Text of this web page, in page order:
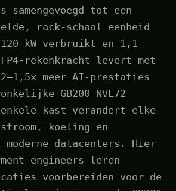
samengevoegd tot een
rack-schaal eenheid
kW verbruikt en 1,1
FP4-rekenkracht levert met
meer AI-prestaties
GB200 NVL72
kast verandert elke
stroom, koeling en
datacenters. Hier
engineers leren
voorbereiden voor de